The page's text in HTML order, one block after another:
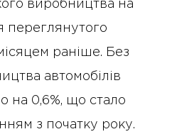
виробництва на
переглянутого
раніше. Без
автомобілів
на 0,6%, що стало
з початку року.